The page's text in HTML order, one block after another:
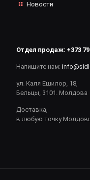
Новости
Отдел продаж: +373
Напишите нам:
ул. Каля Ешилор, 18,
Бельцы, 3101. Молдова
Доставка,
в любую точку